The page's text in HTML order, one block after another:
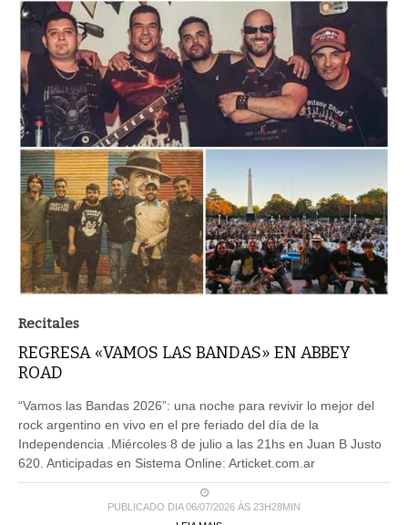
Recitales
REGRESA «VAMOS LAS BANDAS» EN ABBEY
ROAD
“Vamos las Bandas 2026”: una noche para revivir lo mejor del
rock argentino en vivo en el pre feriado del día de la
Independencia .Miércoles 8 de julio a las 21hs en Juan B Justo
620. Anticipadas en Sistema Online: Articket.com.ar
PUBLICADO DIA 06/07/2026 ÀS 23H28MIN